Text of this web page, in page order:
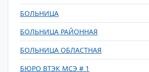
БОЛЬНИЦА
БОЛЬНИЦА РАЙОННАЯ
БОЛЬНИЦА ОБЛАСТНАЯ
БЮРО ВТЭК МСЭ # 1